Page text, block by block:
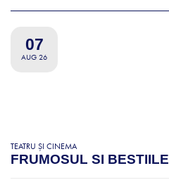
07
AUG 26
TEATRU ȘI CINEMA
FRUMOSUL SI BESTIILE